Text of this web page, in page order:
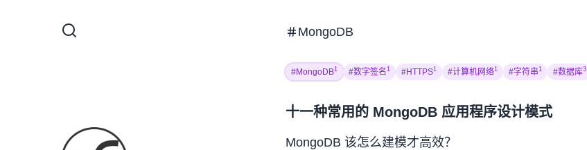
MongoDB
#MongoDB1 #数字签名 1 #HTTPS1 #计算机网络1 #字符串 1 #数据库3
十一种常用的 MongoDB 应用程序设计模式
MongoDB 该怎么建模才高效？